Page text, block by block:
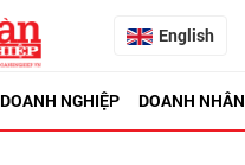
English
DOANH NGHIỆP DOANH NHÂN